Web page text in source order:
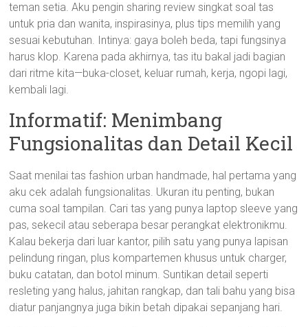
teman setia. Aku pengin sharing review singkat soal tas
untuk pria dan wanita, inspirasinya, plus tips memilih yang
sesuai kebutuhan. Intinya: gaya boleh beda, tapi fungsinya
harus klop. Karena pada akhirnya, tas itu bakal jadi bagian
dari ritme kita—buka-closet, keluar rumah, kerja, ngopi lagi,
kembali lagi.
Informatif: Menimbang
Fungsionalitas dan Detail Kecil
Saat menilai tas fashion urban handmade, hal pertama yang
aku cek adalah fungsionalitas. Ukuran itu penting, bukan
cuma soal tampilan. Cari tas yang punya laptop sleeve yang
pas, sekecil atau seberapa besar perangkat elektronikmu.
Kalau bekerja dari luar kantor, pilih satu yang punya lapisan
pelindung ringan, plus kompartemen khusus untuk charger,
buku catatan, dan botol minum. Suntikan detail seperti
resleting yang halus, jahitan rangkap, dan tali bahu yang bisa
diatur panjangnya juga bikin betah dipakai sepanjang hari.